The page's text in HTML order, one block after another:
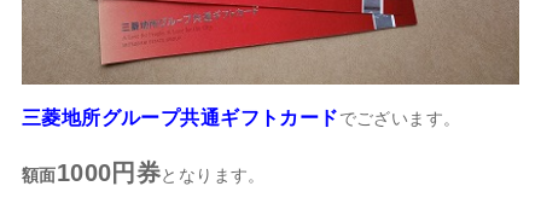
三菱地所グループ共通ギフトカードでございます。
額面1000円券となります。